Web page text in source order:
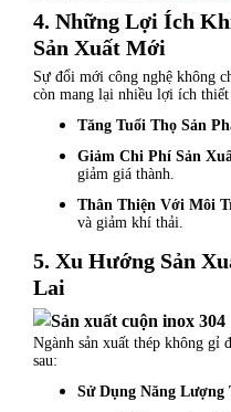
4. Những Lợi Ích
Sản Xuất Mới
Sự đổi mới công nghệ không
còn mang lại nhiều lợi ích
Tăng Tuổi Thọ Sản
Giảm Chi Phí Sản
giảm giá thành.
Thân Thiện Với Môi
và giảm khí thải.
5. Xu Hướng Sản
Lai
Ngành sản xuất thép không gỉ
sau:
Sử Dụng Năng Lượng